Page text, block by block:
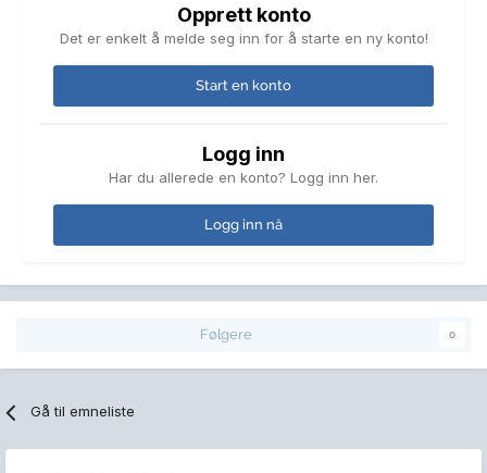
Opprett konto
Det er enkelt å melde seg inn for å starte en ny konto!
Start en konto
Logg inn
Har du allerede en konto? Logg inn her.
Logg inn nå
Følgere 0
Gå til emneliste